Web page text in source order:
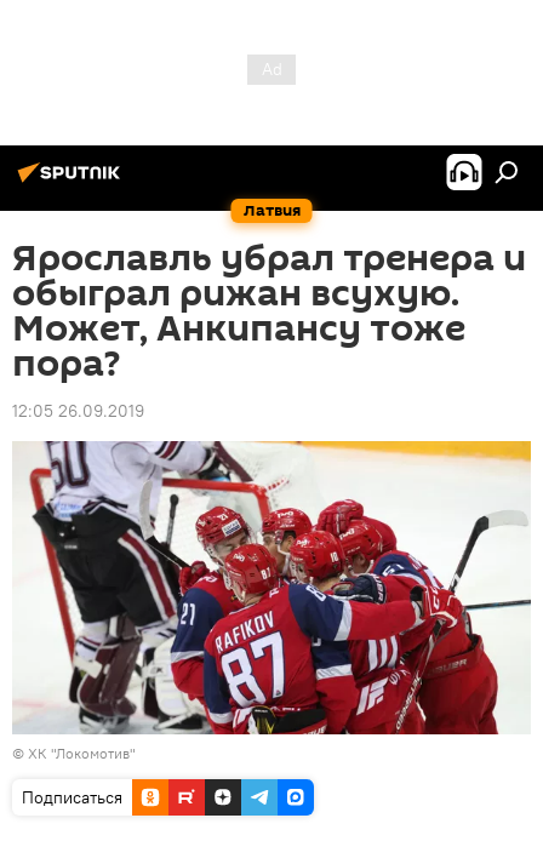
Латвия
Ярославль убрал тренера и
обыграл рижан всухую.
Может, Анкипансу тоже
пора?
12:05 26.09.2019
© ХК "Локомотив"
Подписаться